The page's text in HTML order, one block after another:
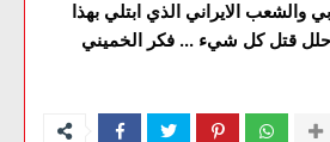
والشعب الايراني الذي ابتلي بهذا
حلل قتل كل شيء ... فكر الخميني